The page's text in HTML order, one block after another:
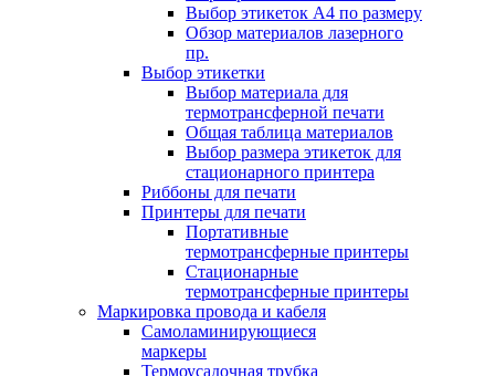
Выбор этикеток А4 по размеру
Обзор материалов лазерного
пр.
Выбор этикетки
Выбор материала для
термотрансферной печати
Общая таблица материалов
Выбор размера этикеток для
стационарного принтера
Риббоны для печати
Принтеры для печати
Портативные
термотрансферные принтеры
Стационарные
термотрансферные принтеры
Маркировка провода и кабеля
Самоламинирующиеся
маркеры
Термоусадочная трубка